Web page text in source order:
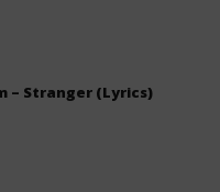
– Stranger (Lyrics)